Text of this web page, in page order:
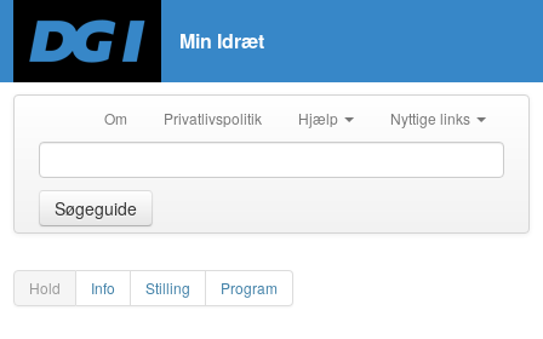
Min Idræt
Om Privatlivspolitik Hjælp Nyttige links
Søgeguide
Hold Info Stilling Program